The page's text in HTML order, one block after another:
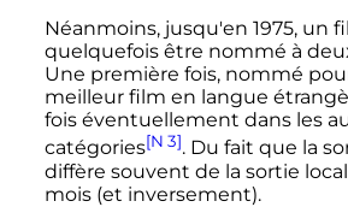
Néanmoins, jusqu'en 1975, un
quelquefois être nommé à
Une première fois, nommé
meilleur film en langue
fois éventuellement dans les
catégories[N 3]. Du fait que la
diffère souvent de la sortie
mois (et inversement).